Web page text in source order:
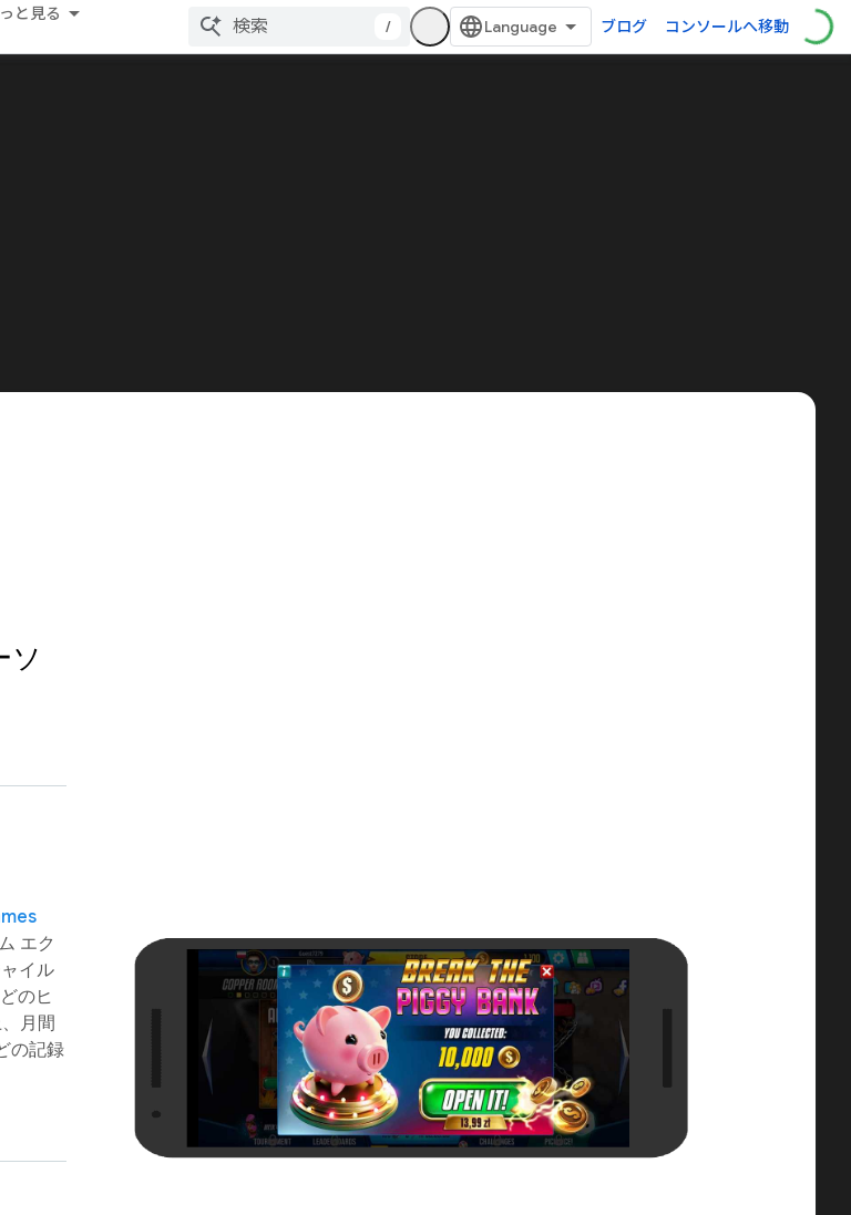
と見る
/ ブログ コンソールへ移動
ソ
エク
イル
のヒ
月間
の記録